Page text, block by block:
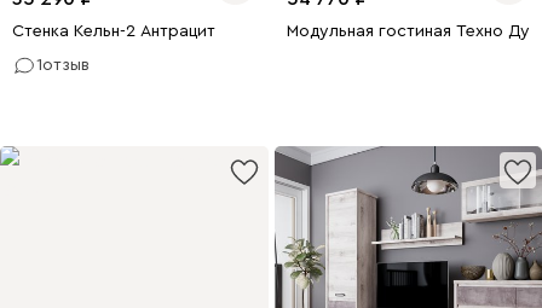
Стенка Кельн-2 Антрацит
1отзыв
Модульная гостиная Техно